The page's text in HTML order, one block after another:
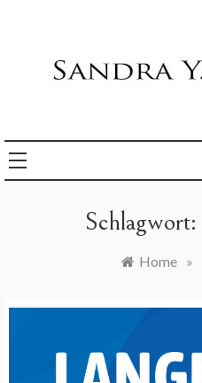
Schlagwort:
Home »